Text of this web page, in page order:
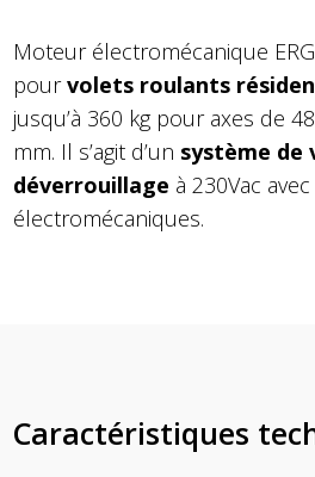
Moteur électromécanique
pourvolets roulants
jusqu’à 360 kg pour axes de
mm. Il s’agit d’un système de
déverrouillage à 230Vac
électromécaniques.
Caractéristiques